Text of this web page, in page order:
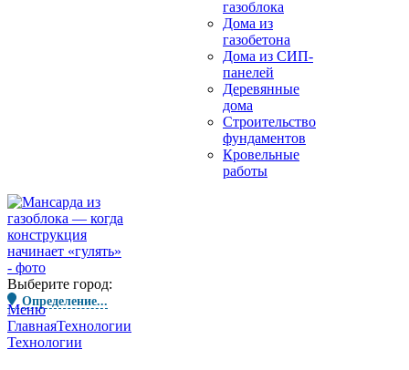
газоблока
Дома из
газобетона
Дома из СИП-
панелей
Деревянные
дома
Строительство
фундаментов
Кровельные
работы
Выберите город:
Определение...
Меню
ГлавнаяТехнологии
Технологии